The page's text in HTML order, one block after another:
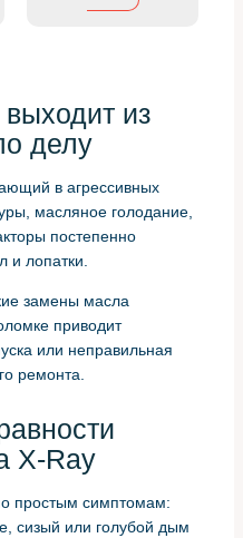
из
делу
в агрессивных
масляное голодание,
постепенно
и лопатки.
замены масла
приводит
или неправильная
ремонта.
X-Ray
простым симптомам:
сизый или голубой дым